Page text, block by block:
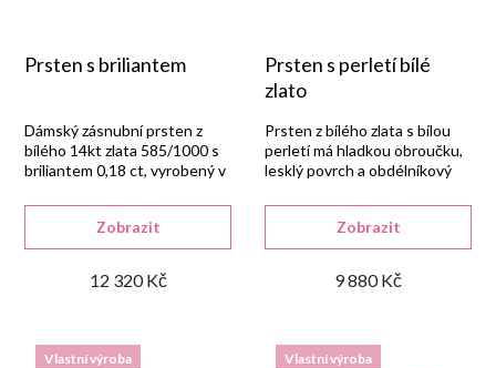
Prsten s briliantem
12 320 Kč
Zobrazit
Dámský zásnubní prsten z
bílého 14kt zlata 585/1000 s
briliantem 0,18 ct, vyrobený v
Dlouhý popis
Prsten s perletí bílé
zlato
9 880 Kč
Zobrazit
Prsten z bílého zlata s bílou
perletí má hladkou obroučku,
lesklý povrch a obdélníkový
Vlastní výroba Vlastní výroba